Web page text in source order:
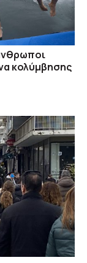
κολύμβησης